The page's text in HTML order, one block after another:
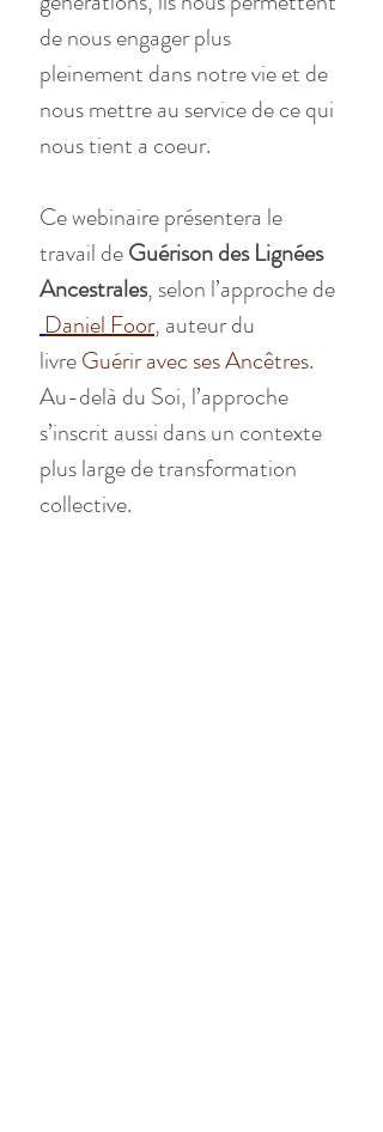
de nous engager plus
pleinement dans notre vie et de
nous mettre au service de ce qui
nous tient a coeur.
Ce webinaire présentera le
travail de Guérison des Lignées
Ancestrales, selon l’approche de
Daniel Foor, auteur du
livre Guérir avec ses Ancêtres.
Au-delà du Soi, l’approche
s’inscrit aussi dans un contexte
plus large de transformation
collective.